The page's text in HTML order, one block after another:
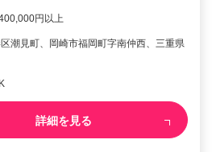
円以上
潮見町、岡崎市福岡町字南仲西、三重県
詳細を見る